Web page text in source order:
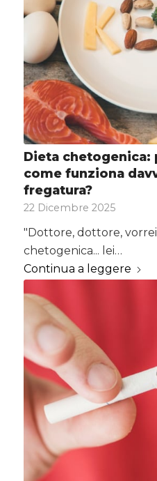
Dieta chetogenica:
come funziona
fregatura?
22 Dicembre 2025
"Dottore, dottore,
chetogenica... lei…
Continua a leggere